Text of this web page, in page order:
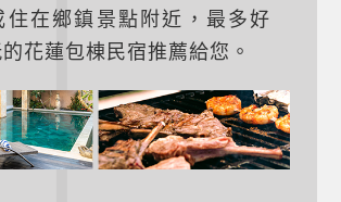
住在鄉鎮景點附近，最多好
花蓮包棟民宿推薦給您。